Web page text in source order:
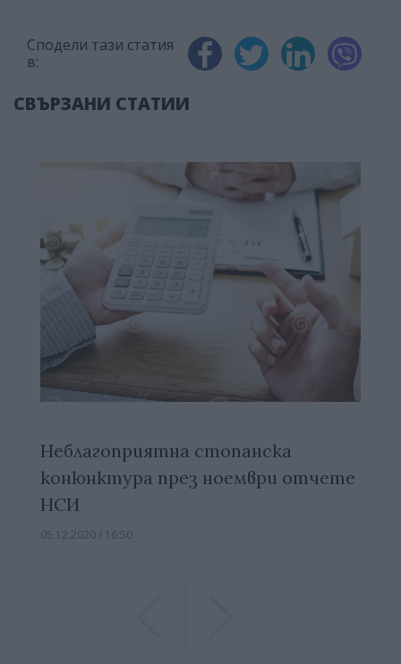
Сподели тази статия
в:
СВЪРЗАНИ СТАТИИ
Неблагоприятна стопанска
конюнктура през ноември отчете
НСИ
05.12.2020 / 16:50